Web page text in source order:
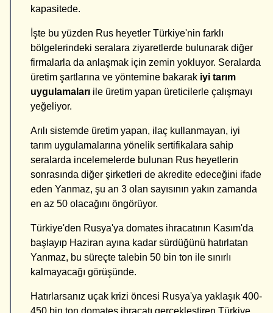
kapasitede.
İşte bu yüzden Rus heyetler Türkiye'nin farklı
bölgelerindeki seralara ziyaretlerde bulunarak diğer
firmalarla da anlaşmak için zemin yokluyor. Seralarda
üretim şartlarına ve yöntemine bakarak iyi tarım
uygulamaları ile üretim yapan üreticilerle çalışmayı
yeğeliyor.
Arılı sistemde üretim yapan, ilaç kullanmayan, iyi
tarım uygulamalarına yönelik sertifikalara sahip
seralarda incelemelerde bulunan Rus heyetlerin
sonrasında diğer şirketleri de akredite edeceğini ifade
eden Yanmaz, şu an 3 olan sayısının yakın zamanda
en az 50 olacağını öngörüyor.
Türkiye'den Rusya'ya domates ihracatının Kasım'da
başlayıp Haziran ayına kadar sürdüğünü hatırlatan
Yanmaz, bu süreçte talebin 50 bin ton ile sınırlı
kalmayacağı görüşünde.
Hatırlarsanız uçak krizi öncesi Rusya'ya yaklaşık 400-
450 bin ton domates ihracatı gerçekleştiren Türkiye,